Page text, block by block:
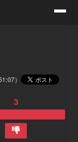
）
3